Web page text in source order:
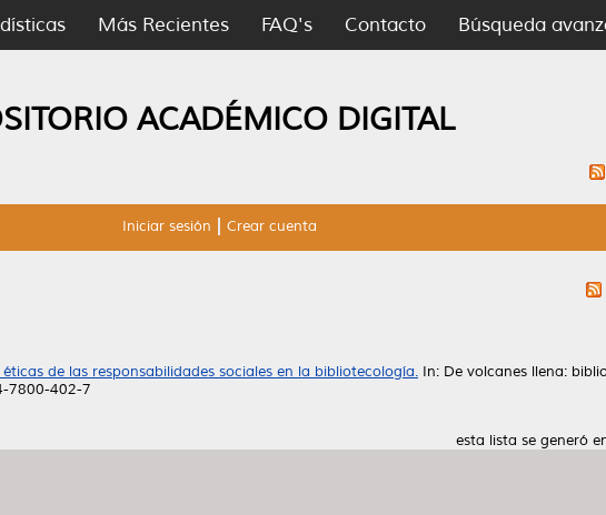
Más Recientes FAQ's Contacto Búsqueda
ACADÉMICO DIGITAL
Iniciar sesión Crear cuenta
de las responsabilidades sociales en la bibliotecología. In: De volcanes llena:
7800-402-7
esta lista se generó